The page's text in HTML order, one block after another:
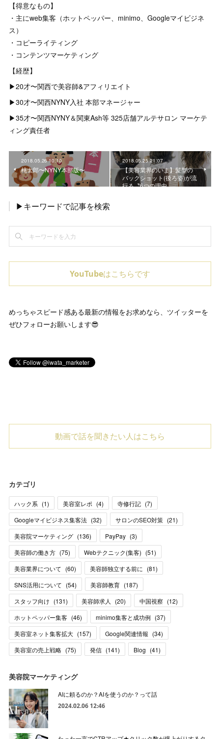
【得意なもの】
・主にweb集客（ホットペッパー、minimo、Googleマイビジネ
ス）
・コピーライティング
・コンテンツマーケティング
【経歴】
▶︎20才〜関西で美容師&アフィリエイト
▶︎30才〜関西NYNY入社 本部マネージャー
▶︎35才〜関西NYNY＆関東Ash等 325店舗アルテサロン マーケテ
ィング責任者
2018.05.26 10:10
桃太郎〜NYNY本部版〜
2018.05.25 21:07
【美容業界のいま】髪型の
バックショット(後ろ姿)が流
行る〝6つの理由〟
▶キーワードで記事を検索
YouTubeはこちらです
めっちゃスピード感ある最新の情報をお求めなら、ツイッターを
ぜひフォローお願いします😎
動画で話を聞きたい人はこちら
カテゴリ
ハック系 (1) 美容室レポ (4) 寺修行記 (7)
Googleマイビジネス集客法 (32) サロンのSEO対策 (21)
美容院マーケティング (136) PayPay (3)
美容師の働き方 (75) Webテクニック(集客) (51)
美容業界について (60) 美容師独立する前に (81)
SNS活用について (54) 美容師教育 (187)
スタッフ向け (131) 美容師求人 (20) 中国視察 (12)
ホットペッパー集客 (46) minimo集客と成功例 (37)
美容室ネット集客拡大 (157) Google関連情報 (34)
美容室の売上戦略 (75) 発信 (141) Blog (41)
美容院マーケティング
AIに頼るのか？AIを使うのか？って話
2024.02.06 12:46